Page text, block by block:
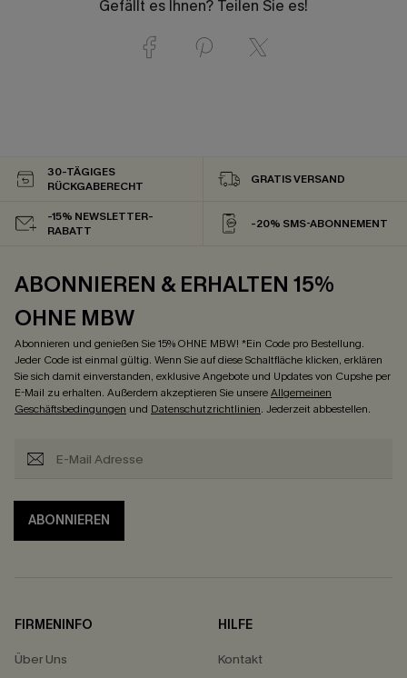
Gefällt es Ihnen? Teilen Sie es!
30-TÄGIGES
RÜCKGABERECHT
GRATIS VERSAND
-15% NEWSLETTER-
RABATT
-20% SMS-ABONNEMENT
ABONNIEREN & ERHALTEN 15%
OHNE MBW
Abonnieren und genießen Sie 15% OHNE MBW! *Ein Code pro Bestellung.
Jeder Code ist einmal gültig. Wenn Sie auf diese Schaltfläche klicken, erklären
Sie sich damit einverstanden, exklusive Angebote und Updates von Cupshe per
E-Mail zu erhalten. Außerdem akzeptieren Sie unsereAllgemeinen
Geschäftsbedingungen und Datenschutzrichtlinien. Jederzeit abbestellen.
ABONNIEREN
FIRMENINFO
Über Uns
HILFE
Kontakt